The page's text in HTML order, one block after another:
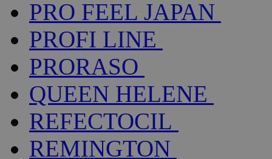
PRO FEEL JAPAN
PROFI LINE
PRORASO
QUEEN HELENE
REFECTOCIL
REMINGTON